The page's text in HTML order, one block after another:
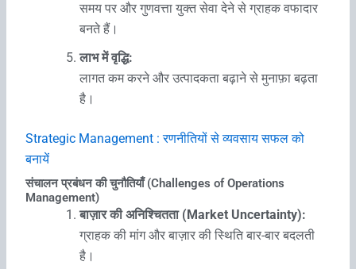
समय पर और गुणवत्ता युक्त सेवा देने से ग्राहक वफादार
बनते हैं।
लाभ में वृद्धि:
लागत कम करने और उत्पादकता बढ़ाने से मुनाफ़ा बढ़ता
है।
Strategic Management : रणनीतियों से व्‍यवसाय सफल को
बनायें
संचालन प्रबंधन की चुनौतियाँ (Challenges of Operations
Management)
बाज़ार की अनिश्चितता (Market Uncertainty):
ग्राहक की मांग और बाज़ार की स्थिति बार-बार बदलती
है।